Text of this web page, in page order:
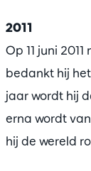
2011
Op 11 juni
bedankt hij
jaar wordt hij
erna wordt
hij de wereld